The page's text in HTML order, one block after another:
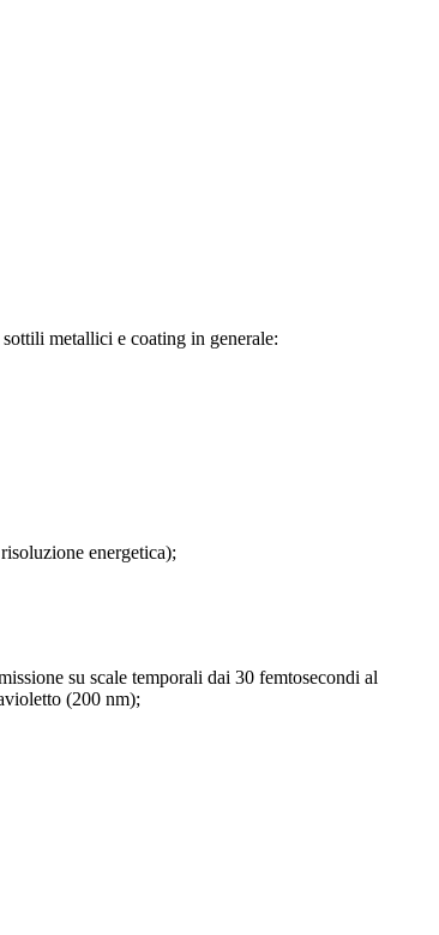
metallici e coating in generale:
energetica);
su scale temporali dai 30 femtosecondi al
(200 nm);